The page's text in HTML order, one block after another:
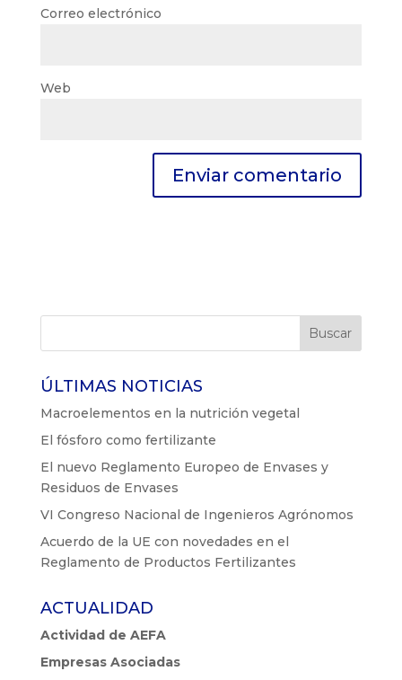
Correo electrónico
Web
ÚLTIMAS NOTICIAS
Macroelementos en la nutrición vegetal
El fósforo como fertilizante
El nuevo Reglamento Europeo de Envases y
Residuos de Envases
VI Congreso Nacional de Ingenieros Agrónomos
Acuerdo de la UE con novedades en el
Reglamento de Productos Fertilizantes
ACTUALIDAD
Actividad de AEFA
Empresas Asociadas